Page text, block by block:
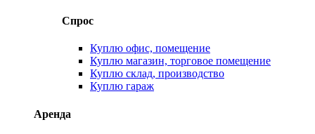
Спрос
Куплю офис, помещение
Куплю магазин, торговое помещение
Куплю склад, производство
Куплю гараж
Аренда